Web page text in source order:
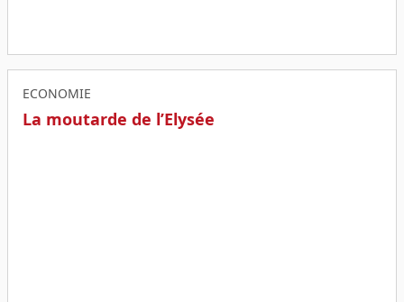
ECONOMIE
La moutarde de l’Elysée